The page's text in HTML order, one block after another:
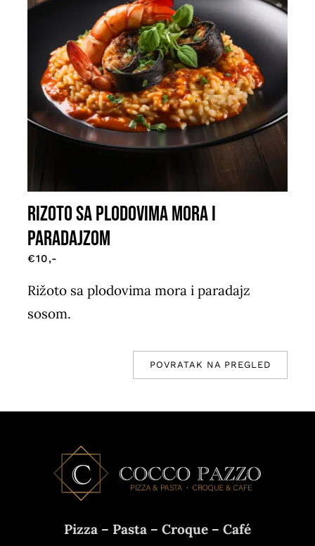
RIZOTO SA PLODOVIMA MORA I
PARADAJZOM
€10,-
Rižoto sa plodovima mora i paradajz
sosom.
POVRATAK NA PREGLED
Pizza – Pasta – Croque – Café